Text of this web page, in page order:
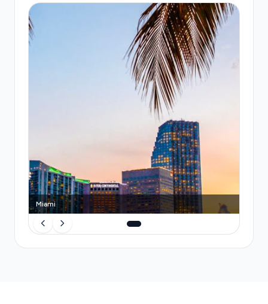
séparé jusqu'à la gare de West Palm Beach, puis un
transfert supplémentaire en ville—un processus
fastidieux avec bagages. Les tarifs des taxis en file
sont au forfait ou au compteur selon la destination,
sans garantie tarifaire. Un Uber peut coûter 100
USD ou plus en heures de pointe et surge pricing.
Un transfert Transfeero pré-réservé offre un prix
fixe, un conducteur qui connaît la route, et aucune
Miami